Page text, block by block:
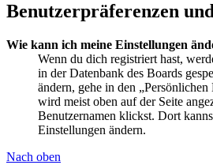
Benutzerpräferenzen
Wie kann ich meine Einstellungen
Wenn du dich registriert hast,
in der Datenbank des Boards
ändern, gehe in den
wird meist oben auf der Seite
Benutzernamen klickst. Dort
Einstellungen ändern.
Nach oben